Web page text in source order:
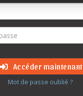
Accéder maintenant
Mot de passe oublié ?